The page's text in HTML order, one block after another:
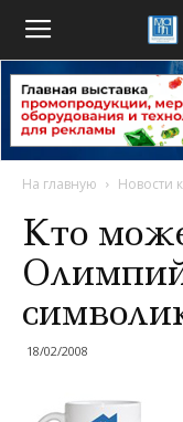
На главную Новости
Кто
18/02/2008